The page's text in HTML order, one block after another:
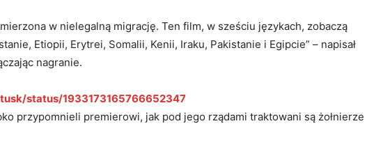
w nielegalną migrację. Ten film, w sześciu językach, zobaczą
Etiopii, Erytrei, Somalii, Kenii, Iraku, Pakistanie i Egipcie” – napisał
nagranie.
status/1933173165766652347
przypomnieli premierowi, jak pod jego rządami traktowani są żołnierze